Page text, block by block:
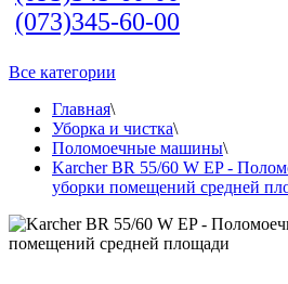
(073)345-60-00
Все категории
Главная\
Уборка и чистка\
Поломоечные машины\
Karcher BR 55/60 W EP -
уборки помещений средней